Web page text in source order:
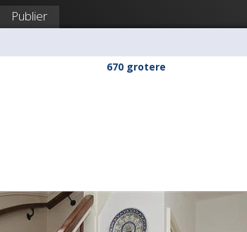
Publier
670 grotere